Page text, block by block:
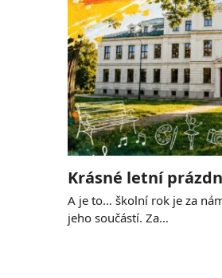
Krásné letní
A je to… školní rok je za
jeho součástí. Za…